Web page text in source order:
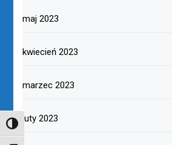
TOGGLE HIGH CONTRAST
maj 2023
kwiecień 2023
marzec 2023
luty 2023